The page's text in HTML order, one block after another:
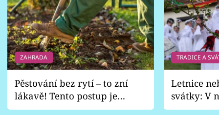
ZAHRADA
Pěstování bez rytí – to zní
lákavě! Tento postup je
vhodný jen pro některé
TRADICE A
Letnice
svátky: V
pondělí